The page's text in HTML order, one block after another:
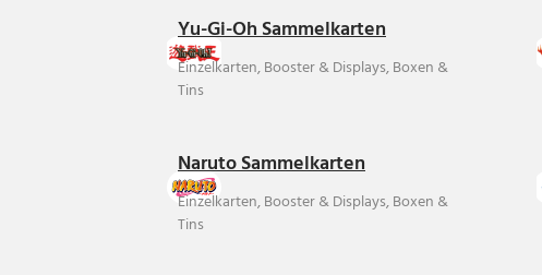
Yu-Gi-Oh Sammelkarten
Einzelkarten, Booster & Displays, Boxen &
Tins
Naruto Sammelkarten
Einzelkarten, Booster & Displays, Boxen &
Tins